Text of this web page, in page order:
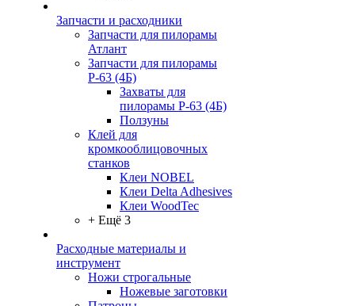
Запчасти и расходники
Запчасти для пилорамы
Атлант
Запчасти для пилорамы
Р-63 (4Б)
Захваты для
пилорамы Р-63 (4Б)
Ползуны
Клей для
кромкооблицовочных
станков
Клеи NOBEL
Клеи Delta Adhesives
Клеи WoodTec
+ Ещё 3
Расходные материалы и
инструмент
Ножи строгальные
Ножевые заготовки